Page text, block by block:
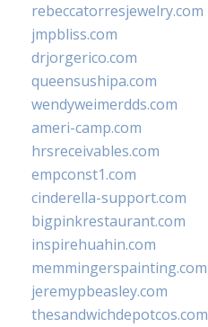
rebeccatorresjewelry.com
jmpbliss.com
drjorgerico.com
queensushipa.com
wendyweimerdds.com
ameri-camp.com
hrsreceivables.com
empconst1.com
cinderella-support.com
bigpinkrestaurant.com
inspirehuahin.com
memmingerspainting.com
jeremypbeasley.com
thesandwichdepotcos.com